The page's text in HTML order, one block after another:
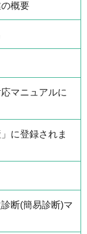
概要
マニュアルに
に登録されま
断(簡易診断)マ